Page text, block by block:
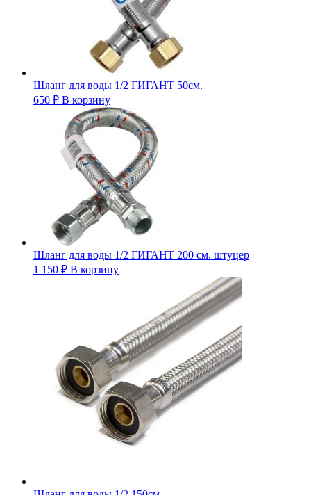
Шланг для воды 1/2 ГИГАНТ 50см.
650 ₽ В корзину
Шланг для воды 1/2 ГИГАНТ 200 см. штуцер
1 150 ₽ В корзину